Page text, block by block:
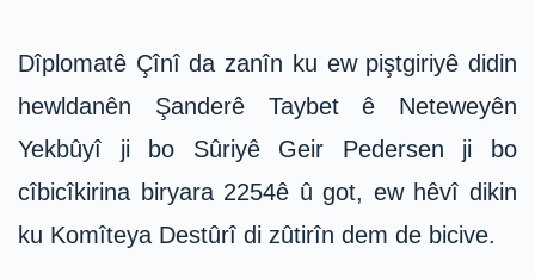
Dîplomatê Çînî da zanîn ku ew piştgiriyê didin
hewldanên Şanderê Taybet ê Neteweyên
Yekbûyî ji bo Sûriyê Geir Pedersen ji bo
cîbicîkirina biryara 2254ê û got, ew hêvî dikin
ku Komîteya Destûrî di zûtirîn dem de bicive.